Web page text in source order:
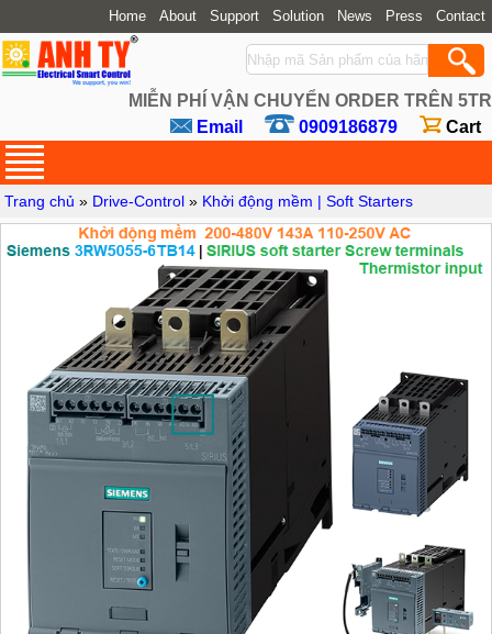
Home About Support Solution News Press Contact
MIỄN PHÍ VẬN CHUYỂN ORDER TRÊN 5TR
Email
0909186879 Cart
Trang chủ » Drive-Control » Khởi động mềm | Soft Starters